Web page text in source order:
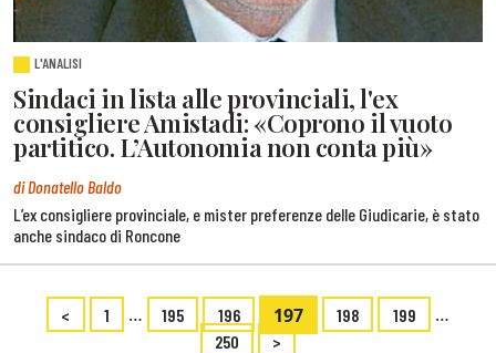
L'ANALISI
Sindaci in lista alle provinciali, l'ex
consigliere Amistadi: «Coprono il vuoto
partitico. L’Autonomia non conta più»
di Donatello Baldo
L’ex consigliere provinciale, e mister preferenze delle Giudicarie, è stato
anche sindaco di Roncone
< 1 … 195 196 197 198 199 …
250 >